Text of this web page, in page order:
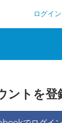
ログイン
ントを登